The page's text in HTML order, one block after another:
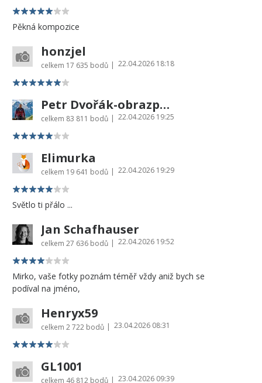
Pěkná kompozice
honzjel
celkem 17 635 bodů | 22.04.2026 18:18
Petr Dvořák-obrazprovas.cz
celkem 83 811 bodů | 22.04.2026 19:25
Elimurka
celkem 19 641 bodů | 22.04.2026 19:29
Světlo ti přálo ...
Jan Schafhauser
celkem 27 636 bodů | 22.04.2026 19:52
Mirko, vaše fotky poznám téměř vždy aniž bych se
podíval na jméno,
Henryx59
celkem 2 722 bodů | 23.04.2026 08:31
GL1001
celkem 46 812 bodů | 23.04.2026 09:39